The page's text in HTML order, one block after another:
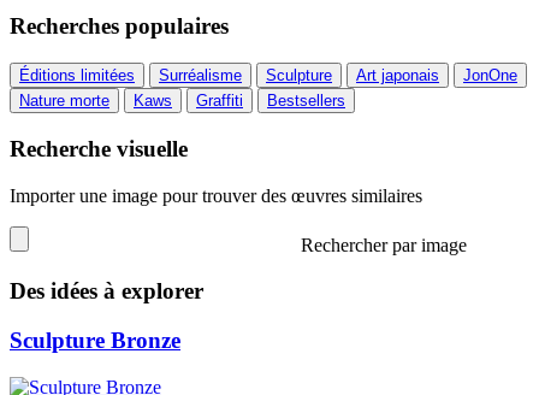
Recherches populaires
Éditions limitées Surréalisme Sculpture Art japonais
JonOne
Nature morte
Kaws Graffiti Bestsellers
Recherche visuelle
Importer une image pour trouver des œuvres similaires
Rechercher par image
Des idées à explorer
Sculpture Bronze